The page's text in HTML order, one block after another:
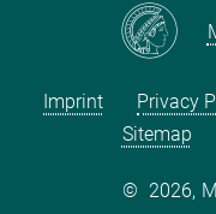
Michaela Pelican
New York, Oxford:
Imprint Privacy
Sitemap
© 2026,